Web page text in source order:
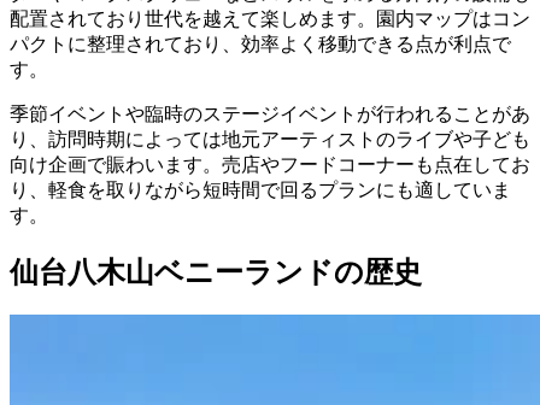
配置されており世代を越えて楽しめます。園内マップはコン
パクトに整理されており、効率よく移動できる点が利点で
す。
季節イベントや臨時のステージイベントが行われることがあ
り、訪問時期によっては地元アーティストのライブや子ども
向け企画で賑わいます。売店やフードコーナーも点在してお
り、軽食を取りながら短時間で回るプランにも適していま
す。
仙台八木山ベニーランドの歴史